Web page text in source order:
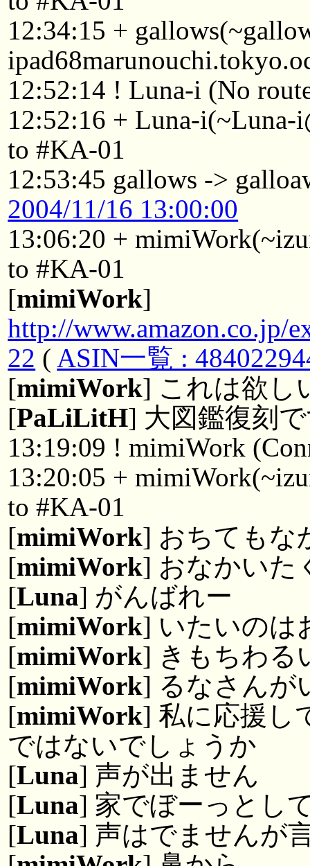
12:34:15 +
12:52:14 ! Luna-i (No
12:52:16 + Luna-i(~Luna-
to #KA-01
12:53:45 gallows ->
2004/11/16 13:00:00
13:06:20 +
to #KA-01
[mimiWork]
http://www.amazon.co.jp/
22 ( ASIN一覧 :
[mimiWork] これは欲し
[PaLiLitH] 大図鑑復刻
13:19:09 ! mimiWork
13:20:05 +
to #KA-01
[mimiWork] おちてもな
[mimiWork] おなかいた
[Luna] がんばれー
[mimiWork] いたいのは
[mimiWork] きもちわる
[mimiWork] るなさんが
[mimiWork] 私に応援し
ではないでしょうか
[Luna] 声が出ません
[Luna] 家でぼーっとし
[Luna] 声はでませんが